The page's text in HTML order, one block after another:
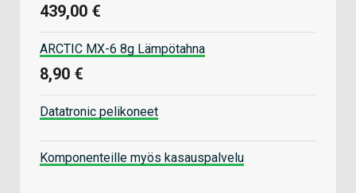
439,00 €
ARCTIC MX-6 8g Lämpötahna
8,90 €
Datatronic pelikoneet
Komponenteille myös kasauspalvelu